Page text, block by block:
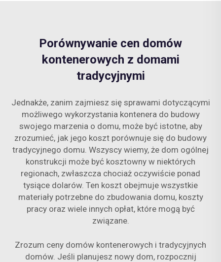
Porównywanie cen domów
kontenerowych z domami
tradycyjnymi
Jednakże, zanim zajmiesz się sprawami dotyczącymi
możliwego wykorzystania kontenera do budowy
swojego marzenia o domu, może być istotne, aby
zrozumieć, jak jego koszt porównuje się do budowy
tradycyjnego domu. Wszyscy wiemy, że dom ogólnej
konstrukcji może być kosztowny w niektórych
regionach, zwłaszcza chociaż oczywiście ponad
tysiące dolarów. Ten koszt obejmuje wszystkie
materiały potrzebne do zbudowania domu, koszty
pracy oraz wiele innych opłat, które mogą być
związane.
Zrozum ceny domów kontenerowych i tradycyjnych
domów. Jeśli planujesz nowy dom, rozpocznij